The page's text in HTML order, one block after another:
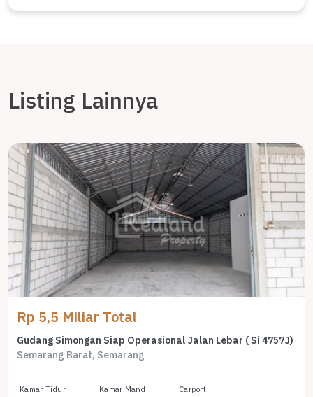
Listing Lainnya
Rp 5,5 Miliar Total
Gudang Simongan Siap Operasional Jalan Lebar ( Si 4757J)
Semarang Barat, Semarang
Kamar Tidur Kamar Mandi Carport